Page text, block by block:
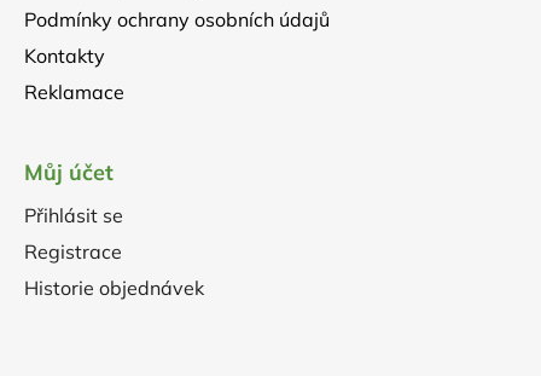
Podmínky ochrany osobních údajů
Kontakty
Reklamace
Můj účet
Přihlásit se
Registrace
Historie objednávek